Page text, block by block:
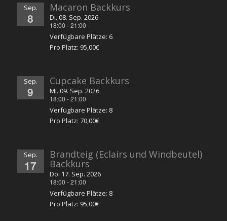
Sep.
8
Macaron Backkurs
Di. 08. Sep. 2026
18:00 -21:00
Verfügbare Plätze: 6
Pro Platz: 95,00€
Sep.
9
Cupcake Backkurs
Mi. 09. Sep. 2026
18:00 -21:00
Verfügbare Plätze: 8
Pro Platz: 70,00€
Sep.
17
Brandteig (Eclairs und Windbeutel)
Backkurs
Do. 17. Sep. 2026
18:00 -21:00
Verfügbare Plätze: 8
Pro Platz: 95,00€